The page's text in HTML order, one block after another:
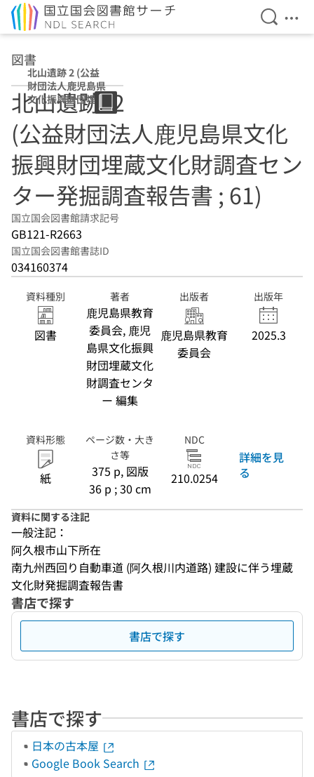
検索を
メ
図書
北山遺跡 2 (公益
財団法人鹿児島県
文化振興財団埋蔵
文化財調査センタ
ー発掘調査報告書
; 61)
北山遺跡. 2
(公益財団法人鹿児島県文化
振興財団埋蔵文化財調査セン
ター発掘調査報告書 ; 61)
国立国会図書館請求記号
GB121-R2663
国立国会図書館書誌ID
034160374
資料種別
図書
著者
鹿児島県教育
委員会, 鹿児
島県文化振興
財団埋蔵文化
財調査センタ
ー 編集
出版者
鹿児島県教育
委員会
出版年
2025.3
資料形態
紙
ページ数・大き
さ等
375 p, 図版
36 p ; 30 cm
NDC
210.0254
詳細を見
る
資料に関する注記
一般注記：
阿久根市山下所在
南九州西回り自動車道 (阿久根川内道路) 建設に伴う埋蔵
文化財発掘調査報告書
書店で探す
書店で探す
書店で探す
日本の古本屋
Google Book Search